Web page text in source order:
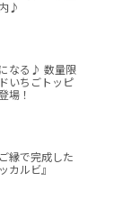
♪
なる♪ 数量限
いちごトッピ
場！
縁で完成した
カルビ』